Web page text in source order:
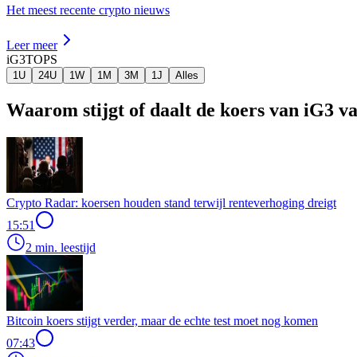
Het meest recente crypto nieuws
Leer meer
iG3TOPS
1U 24U 1W 1M 3M 1J Alles
Waarom stijgt of daalt de koers van iG3
Crypto Radar: koersen houden stand terwijl renteverhoging dreigt
15:51
2 min. leestijd
Bitcoin koers stijgt verder, maar de echte test moet nog komen
07:43